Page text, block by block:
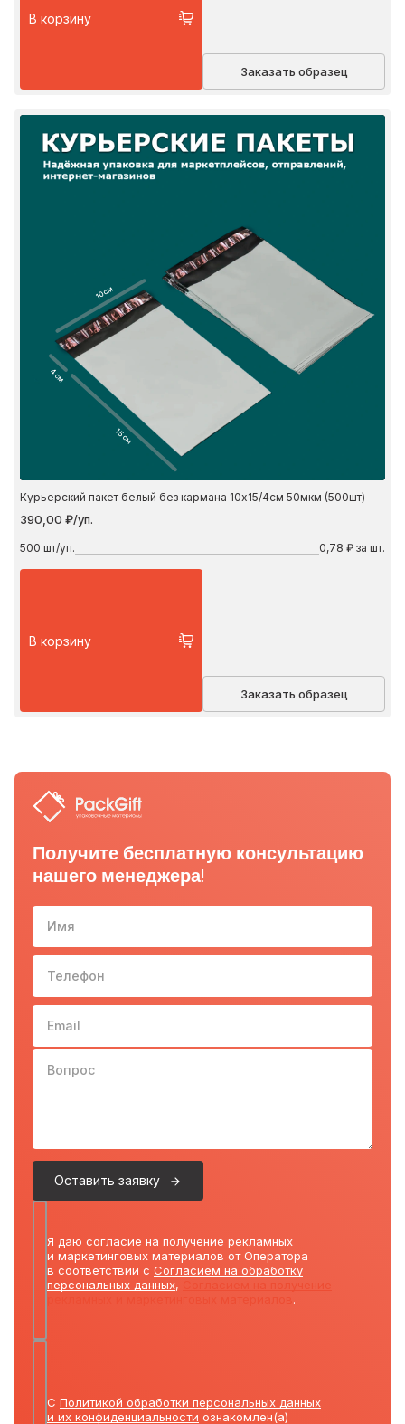
В корзину
Заказать образец
10 см
4 см
15 см
Курьерский пакет белый без кармана 10х15/4см 50мкм (500шт)
390,00 ₽/уп.
500 шт/уп. 0,78 ₽ за шт.
В корзину
Заказать образец
Получите бесплатную консультацию
нашего менеджера!
Имя
Телефон 10-
Email
Вопрос
Оставить заявку
Я даю согласие на получение рекламных
и маркетинговых материалов от Оператора
в соответствии с Согласием на обработку
персональных данных,
.
С Политикой обработки персональных данных
и их конфиденциальности ознакомлен(а)